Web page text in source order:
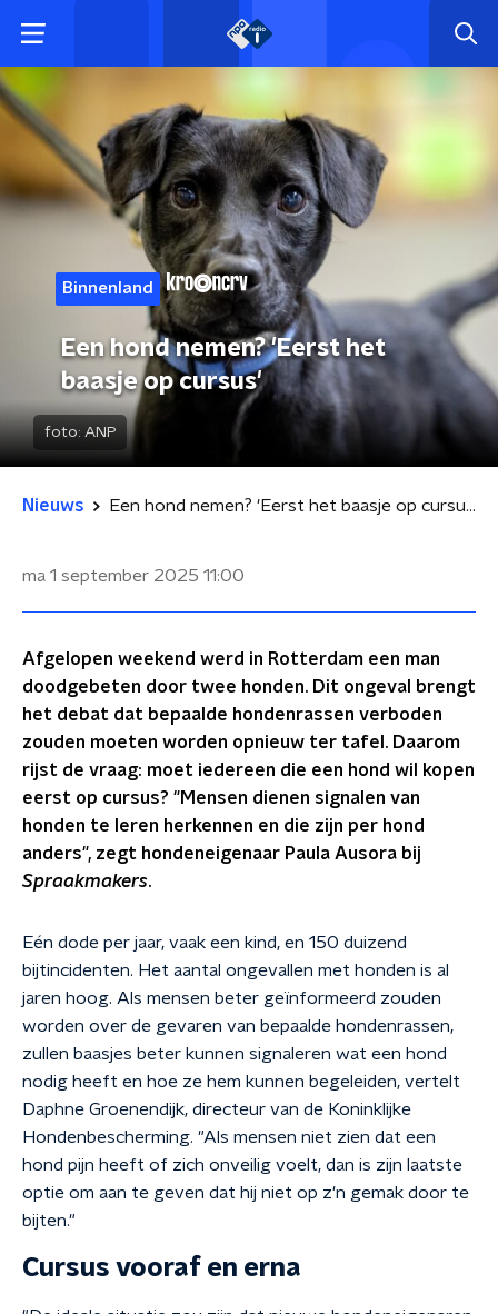
Binnenland
Een hond nemen? 'Eerst het
baasje op cursus'
foto: ANP
Nieuws Een hond nemen? 'Eerst het baasje op cursus'
ma 1 september 2025 11:00
Afgelopen weekend werd in Rotterdam een man
doodgebeten door twee honden. Dit ongeval brengt
het debat dat bepaalde hondenrassen verboden
zouden moeten worden opnieuw ter tafel. Daarom
rijst de vraag: moet iedereen die een hond wil kopen
eerst op cursus? "Mensen dienen signalen van
honden te leren herkennen en die zijn per hond
anders", zegt hondeneigenaar Paula Ausora bij
Spraakmakers.
Eén dode per jaar, vaak een kind, en 150 duizend
bijtincidenten. Het aantal ongevallen met honden is al
jaren hoog. Als mensen beter geïnformeerd zouden
worden over de gevaren van bepaalde hondenrassen,
zullen baasjes beter kunnen signaleren wat een hond
nodig heeft en hoe ze hem kunnen begeleiden, vertelt
Daphne Groenendijk, directeur van de Koninklijke
Hondenbescherming. "Als mensen niet zien dat een
hond pijn heeft of zich onveilig voelt, dan is zijn laatste
optie om aan te geven dat hij niet op z'n gemak door te
bijten."
Cursus vooraf en erna